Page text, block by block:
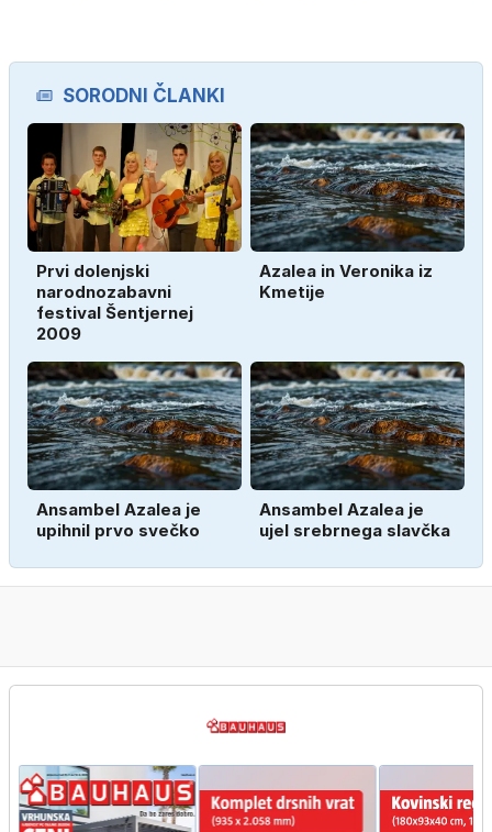
SORODNI ČLANKI
Prvi dolenjski
narodnozabavni
festival Šentjernej
2009
Azalea in Veronika iz
Kmetije
Ansambel Azalea je
upihnil prvo svečko
Ansambel Azalea je
ujel srebrnega slavčka